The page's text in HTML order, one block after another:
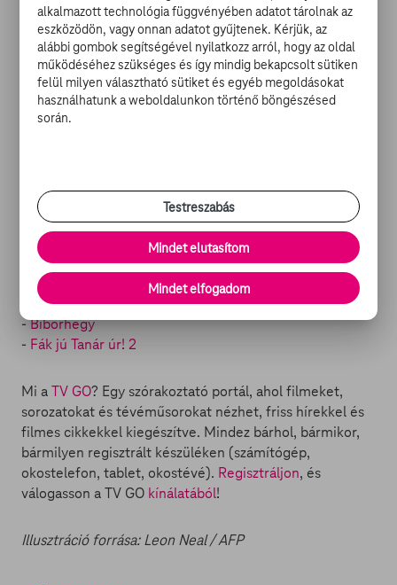
„A fiaim elfogadásán, tiszteletén és szeretetén kívül
nincs is másra szükségem. Ráadásul most még egy
olyan férfi is van az életemben, akivel jobban megértjük
egymást, mint bárki mással korábban. Mindenem
megvan! –lelkendezettAnderson.
ÚJDONSÁGOK A TV GO-N:
Szerelem (feliratos)
Az utolsó boszorkányvadász
-Bíborhegy
- Fák jú Tanár úr! 2
Mi aTV GO? Egy szórakoztató portál, ahol filmeket,
sorozatokat és tévéműsorokat nézhet, friss hírekkel és
filmes cikkekkel kiegészítve. Mindez bárhol, bármikor,
bármilyen regisztrált készüléken (számítógép,
okostelefon, tablet, okostévé). Regisztráljon, és
válogasson a TV GO kínálatából!
Illusztráció forrása: Leon Neal / AFP
alkalmazott technológia függvényében adatot tárolnak az
eszközödön, vagy onnan adatot gyűjtenek. Kérjük, az
alábbi gombok segítségével nyilatkozz arról, hogy az oldal
működéséhez szükséges és így mindig bekapcsolt sütiken
felül milyen választható sütiket és egyéb megoldásokat
használhatunk a weboldalunkon történő böngészésed
során.
Testreszabás
Mindet elutasítom
Mindet elfogadom